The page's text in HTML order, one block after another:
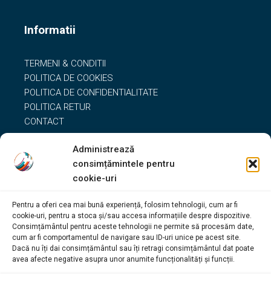
Administrează
consimțămintele pentru
cookie-uri
Pentru a oferi cea mai bună experiență, folosim tehnologii, cum ar fi
cookie-uri, pentru a stoca și/sau accesa informațiile despre dispozitive.
Consimțământul pentru aceste tehnologii ne permite să procesăm date,
cum ar fi comportamentul de navigare sau ID-uri unice pe acest site.
Dacă nu îți dai consimțământul sau îți retragi consimțământul dat poate
avea afecte negative asupra unor anumite funcționalități și funcții.
Informatii
TERMENI & CONDITII
POLITICA DE COOKIES
POLITICA DE CONFIDENTIALITATE
POLITICA RETUR
CONTACT
Date de Contact
office@servicemasinispalatindustriale.ro
vanzari@servicemasinispalatindustriale.ro
Sos. Oltenitei, nr.121, sector 4, Bucuresti